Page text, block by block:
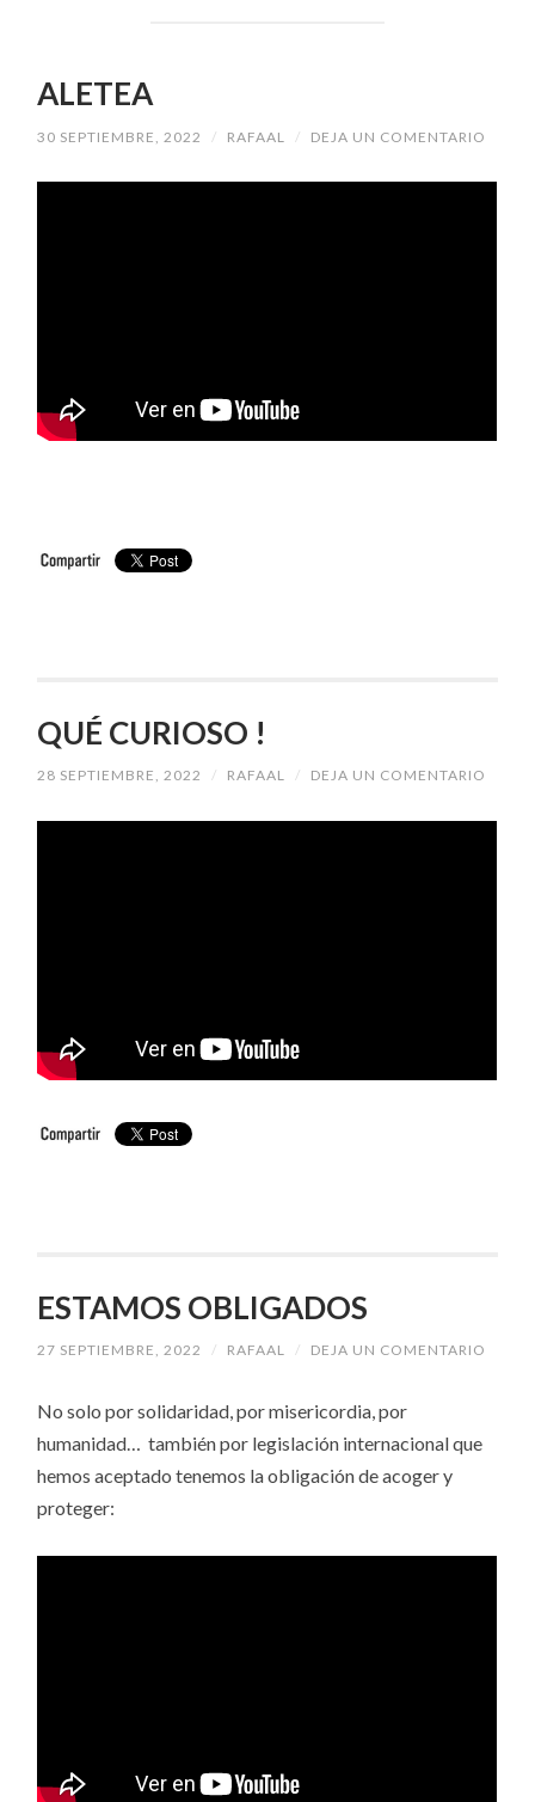
ALETEA
30 SEPTIEMBRE, 2022 / RAFAAL / DEJA UN COMENTARIO
QUÉ CURIOSO !
28 SEPTIEMBRE, 2022 / RAFAAL / DEJA UN COMENTARIO
ESTAMOS OBLIGADOS
27 SEPTIEMBRE, 2022 / RAFAAL / DEJA UN COMENTARIO
No solo por solidaridad, por misericordia, por
humanidad… también por legislación internacional que
hemos aceptado tenemos la obligación de acoger y
proteger: